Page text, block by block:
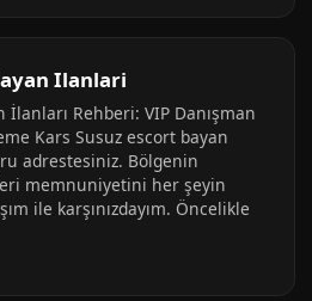
Ilanlari
İlanları Rehberi: VIP Danışman
Kars Susuz escort bayan
adrestesiniz. Bölgenin
memnuniyetini her şeyin
ile karşınızdayım. Öncelikle